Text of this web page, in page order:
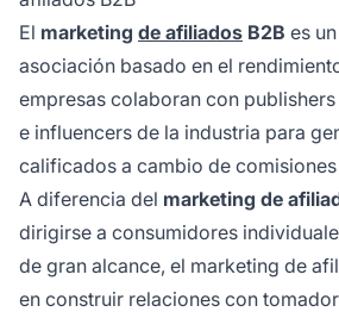
El marketing de afiliados B2B es
asociación basado en el
empresas colaboran con
e influencers de la industria para
calificados a cambio de
A diferencia del marketing de
dirigirse a consumidores
de gran alcance, el marketing de
en construir relaciones con